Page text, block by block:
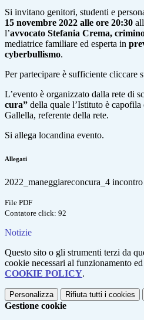
Si invitano genitori, studenti e
15 novembre 2022 alle ore 20:30
l’avvocato Stefania Crema,
mediatrice familiare ed esperta in
cyberbullismo.
Per partecipare è sufficiente cliccare
L’evento è organizzato dalla rete di
cura” della quale l’Istituto è
Gallella, referente della rete.
Si allega locandina evento.
Allegati
2022_maneggiareconcura_4
File PDF
Contatore click: 92
Notizie
Questo sito o gli strumenti terzi da
cookie necessari al funzionamento
COOKIE POLICY.
Personalizza Rifiuta tutti i cookies
Gestione cookie